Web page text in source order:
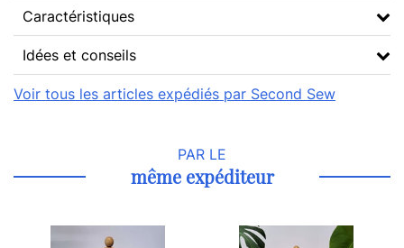
Caractéristiques
Idées et conseils
Voir tous les articles expédiés par Second Sew
PAR LE
même expéditeur